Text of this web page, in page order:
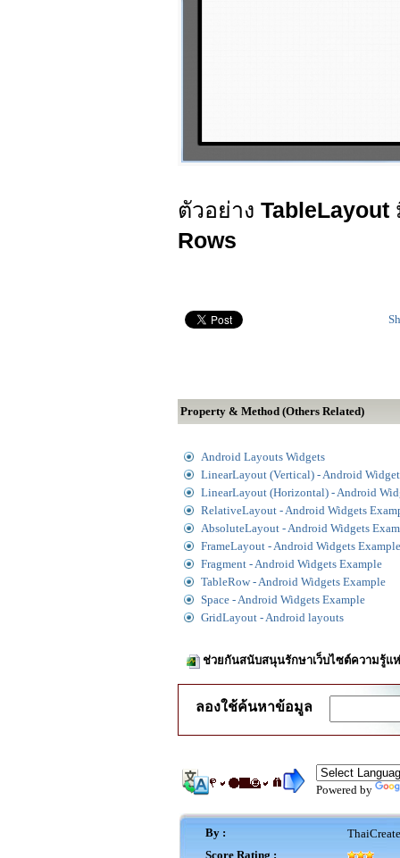
ตัวอย่าง TableLayout
Rows
Property & Method (Others Related)
Android Layouts Widgets
LinearLayout (Vertical) - Android
LinearLayout (Horizontal) - Android
RelativeLayout - Android Widgets
AbsoluteLayout - Android Widgets
FrameLayout - Android Widgets Example
Fragment - Android Widgets Example
TableRow - Android Widgets Example
Space - Android Widgets Example
GridLayout - Android layouts
ช่วยกันสนับสนุนรักษาเว็บไซต์ความรู้แ
ลองใช้ค้นหาข้อมูล
Powered by
By :
Score Rating :